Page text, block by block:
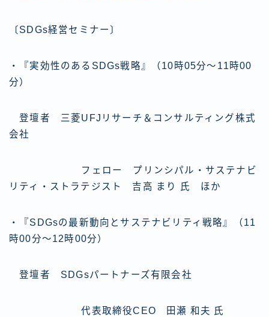
〔SDGs経営セミナー〕
・『実効性のあるSDGs戦略』（10時05分～11時00
分）
登壇者 三菱UFJリサーチ＆コンサルティング株式
会社
フェロー プリンシパル・サステナビ
リティ・ストラテジスト 吉高 まり 氏 ほか
・『SDGsの最新動向とサステナビリティ戦略』（11
時00分～12時00分）
登壇者 SDGsパートナーズ有限会社
代表取締役CEO 田瀬 和夫 氏